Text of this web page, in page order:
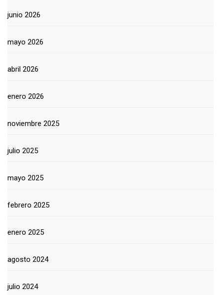
junio 2026
mayo 2026
abril 2026
enero 2026
noviembre 2025
julio 2025
mayo 2025
febrero 2025
enero 2025
agosto 2024
julio 2024